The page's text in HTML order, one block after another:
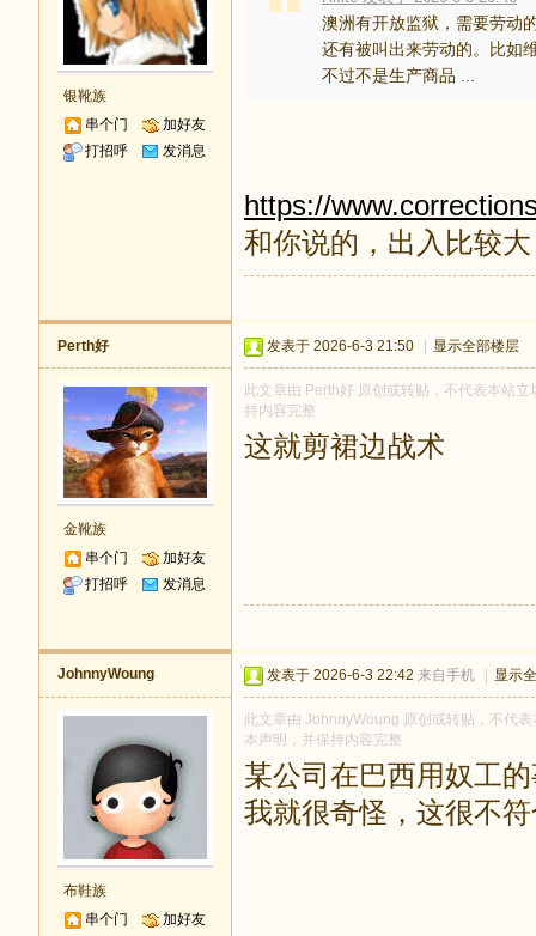
银靴族
串个门
加好友
打招呼
发消息
澳洲有开放监狱，需要劳动
还有被叫出来劳动的。比如
不过不是生产商品 ...
https://
和你说的，出入比较大
Perth好
金靴族
串个门
加好友
打招呼
发消息
发表于 2026-6-3 21:50 显示全部楼层
此文章由 Perth好 原创或转贴，不代表本站
持内容完整
这就剪裙边战术
JohnnyWoung
布鞋族
串个门
加好友
发表于 2026-6-3 22:42 来自手机 显示
此文章由 JohnnyWoung 原创或转贴，不代
本声明，并保持内容完整
某公司在巴西用奴工
我就很奇怪，这很不